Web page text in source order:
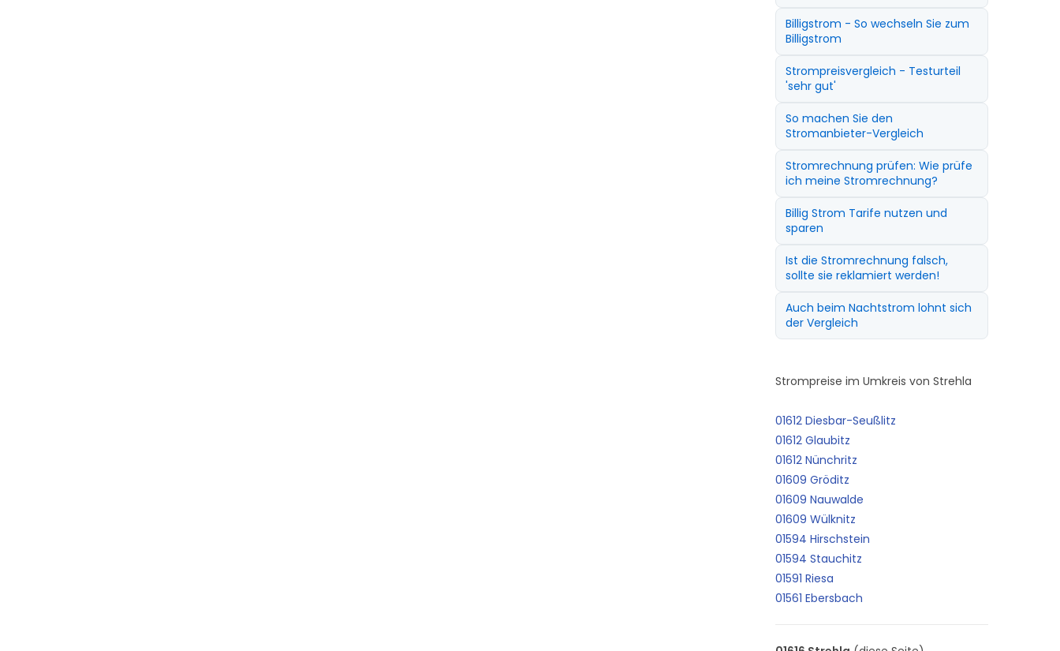
Billigstrom - So wechseln Sie zum
Billigstrom
Strompreisvergleich - Testurteil
'sehr gut'
So machen Sie den
Stromanbieter-Vergleich
Stromrechnung prüfen: Wie prüfe
ich meine Stromrechnung?
Billig Strom Tarife nutzen und
sparen
Ist die Stromrechnung falsch,
sollte sie reklamiert werden!
Auch beim Nachtstrom lohnt sich
der Vergleich
Strompreise im Umkreis von Strehla
01612 Diesbar-Seußlitz
01612 Glaubitz
01612 Nünchritz
01609 Gröditz
01609 Nauwalde
01609 Wülknitz
01594 Hirschstein
01594 Stauchitz
01591 Riesa
01561 Ebersbach